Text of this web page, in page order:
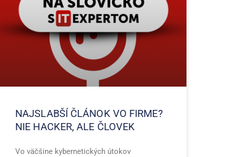
NAJSLABŠÍ ČLÁNOK VO FIRME?
NIE HACKER, ALE ČLOVEK
Vo väčšine kybernetických útokov